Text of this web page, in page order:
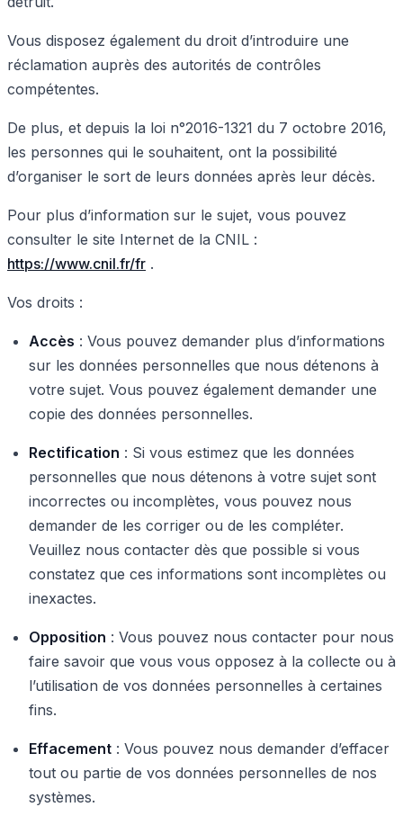
Vous disposez également du droit d’introduire une
réclamation auprès des autorités de contrôles
compétentes.
De plus, et depuis la loi n°2016-1321 du 7 octobre 2016,
les personnes qui le souhaitent, ont la possibilité
d’organiser le sort de leurs données après leur décès.
Pour plus d’information sur le sujet, vous pouvez
consulter le site Internet de la CNIL :
https://www.cnil.fr/fr .
Vos droits :
Accès : Vous pouvez demander plus d’informations
sur les données personnelles que nous détenons à
votre sujet. Vous pouvez également demander une
copie des données personnelles.
Rectification : Si vous estimez que les données
personnelles que nous détenons à votre sujet sont
incorrectes ou incomplètes, vous pouvez nous
demander de les corriger ou de les compléter.
Veuillez nous contacter dès que possible si vous
constatez que ces informations sont incomplètes ou
inexactes.
Opposition : Vous pouvez nous contacter pour nous
faire savoir que vous vous opposez à la collecte ou à
l’utilisation de vos données personnelles à certaines
fins.
Effacement : Vous pouvez nous demander d’effacer
tout ou partie de vos données personnelles de nos
systèmes.